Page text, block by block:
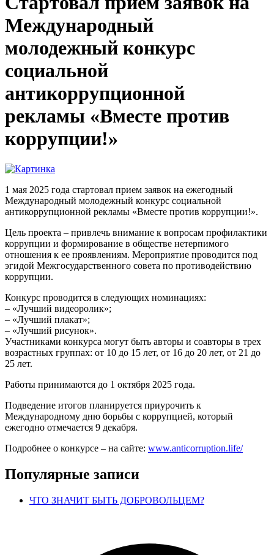
Международный
молодежный конкурс
социальной
антикоррупционной
рекламы «Вместе против
коррупции!»
1 мая 2025 года стартовал прием заявок на ежегодный
Международный молодежный конкурс социальной
антикоррупционной рекламы «Вместе против коррупции!».
Цель проекта – привлечь внимание к вопросам профилактики
коррупции и формирование в обществе нетерпимого
отношения к ее проявлениям. Мероприятие проводится под
эгидой Межгосударственного совета по противодействию
коррупции.
Конкурс проводится в следующих номинациях:
– «Лучший видеоролик»;
– «Лучший плакат»;
– «Лучший рисунок».
Участниками конкурса могут быть авторы и соавторы в трех
возрастных группах: от 10 до 15 лет, от 16 до 20 лет, от 21 до
25 лет.
Работы принимаются до 1 октября 2025 года.
Подведение итогов планируется приурочить к
Международному дню борьбы с коррупцией, который
ежегодно отмечается 9 декабря.
Подробнее о конкурсе – на сайте: www.anticorruption.life/
Популярные записи
ЧТО ЗНАЧИТ БЫТЬ ДОБРОВОЛЬЦЕМ?